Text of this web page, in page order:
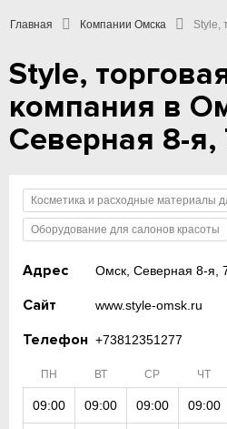
Главная Компании Омска Style,
Style,
компания в
Северная 8-я,
Косметика и расходные материалы
Оборудование для салонов красоты
Адрес Омск, Северная 8-я,
Сайт www.style-omsk.ru
Телефон +73812351277
ПН ВТ СР ЧТ
09:00 09:00 09:00 09:00